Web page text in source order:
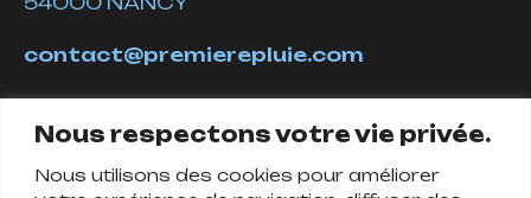
Nous respectons votre vie privée.
Nous utilisons des cookies pour améliorer
contact@premierepluie.com
Suivez-nous